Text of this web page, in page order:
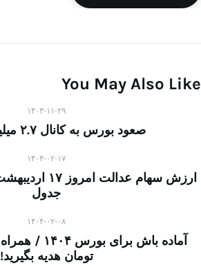
You May Also Like
۱۴۰۳-۱۱-۲۹
صعود بورس به کانال ۲.۷ میلیون واحدی
۱۴۰۴-۰۲-۱۷
جدول
۱۴۰۴-۰۲-۰۸
تومان هدیه بگیرید!